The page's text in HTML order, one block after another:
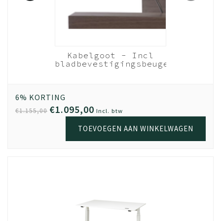
Kabelgoot - Incl
bladbevestigingsbeugels
- 180cm bureau
Zwart
6% KORTING
€1.155,00 €1.095,00 Incl. btw
TOEVOEGEN AAN WINKELWAGEN